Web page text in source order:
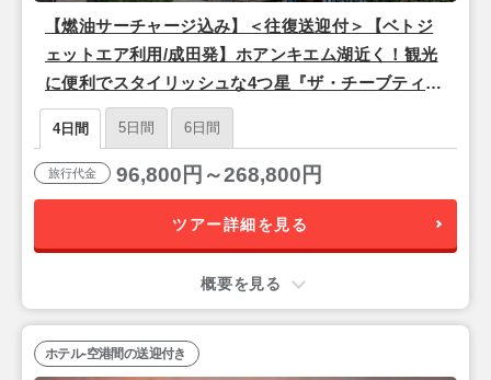
【燃油サーチャージ込み】＜往復送迎付＞【ベトジ
ェットエア利用/成田発】ホアンキエム湖近く！観光
に便利でスタイリッシュな4つ星『ザ・チーブティッ
ク・ハノイ（スーペリアルーム）』宿泊ハノイ2泊4
日
4日間 5日間 6日間
旅行代金 96,800円～268,800円
ツアー詳細を見る
概要を見る
ホテル-空港間の送迎付き